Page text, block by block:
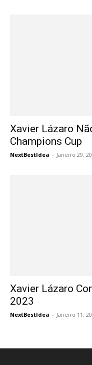
Xavier Lázaro
Champions Cup
NextBestIdea - Janeiro 29,
Xavier Lázaro
2023
NextBestIdea - Janeiro 11,